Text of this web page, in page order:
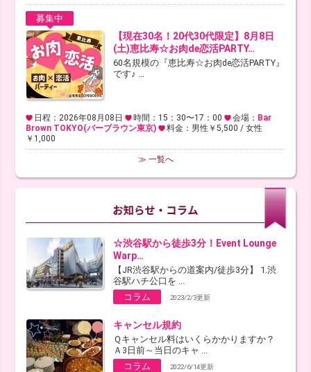
募集中
【現在30名！20代30代限定】8月8日
(土)恵比寿☆お肉de恋活PARTY…
60名規模の『恵比寿☆お肉de恋活PARTY』
です♪ ...
日程：2026年08月08日 時間：15：30〜17：00 会場： Bar
Brown TOKYO(バーブラウン東京)
料金：男性￥5,500 / 女性
￥1,000
≫ 一覧へ
☆渋谷駅から徒歩3分！Event Lounge
Warp…
【JR渋谷駅からの道案内/徒歩3分】 1.渋
谷駅ハチ公口を ...
コラム
2023/2/3更新
キャンセル規約
Ｑキャンセル料はいくらかかりますか？
Ａ3日前～当日のキャ ...
コラム
2022/6/14更新